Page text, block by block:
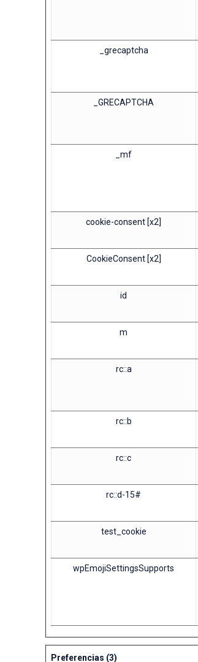
_grecaptcha
_GRECAPTCHA
_mf
cookie-consent [x2]
CookieConsent [x2]
id
m
rc::a
rc::b
rc::c
rc::d-15#
test_cookie
wpEmojiSettingsSupports
Preferencias (3)